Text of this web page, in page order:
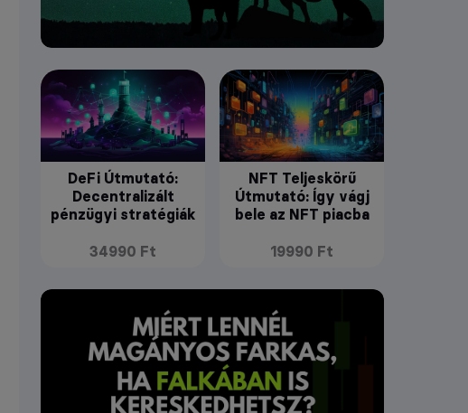
DeFi Útmutató:
Decentralizált
pénzügyi stratégiák
34990 Ft
NFT Teljeskörű
Útmutató: Így vágj
bele az NFT piacba
19990 Ft